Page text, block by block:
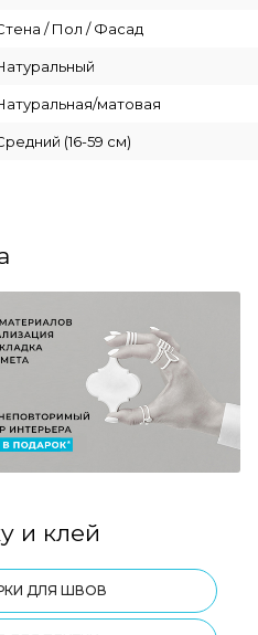
/ Пол / Фасад
матовая
(16-59 см)
и клей
ДЛЯ ШВОВ